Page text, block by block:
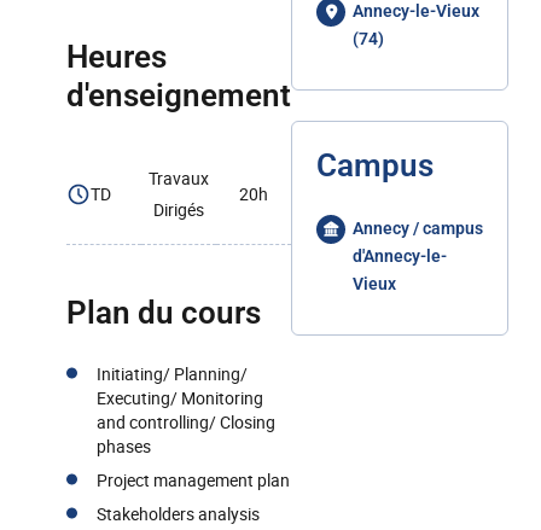
Heures
d'enseignement
TD
Travaux
Dirigés
20h
Plan du cours
Initiating/ Planning/
Executing/ Monitoring
and controlling/ Closing
phases
Project management plan
Stakeholders analysis
Annecy-le-Vieux
(74)
Campus
Annecy / campus
d'Annecy-le-
Vieux